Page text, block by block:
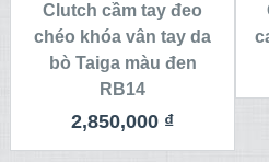
Clutch cầm tay đeo
chéo khóa vân tay da
bò Taiga màu đen
RB14
2,850,000 ₫